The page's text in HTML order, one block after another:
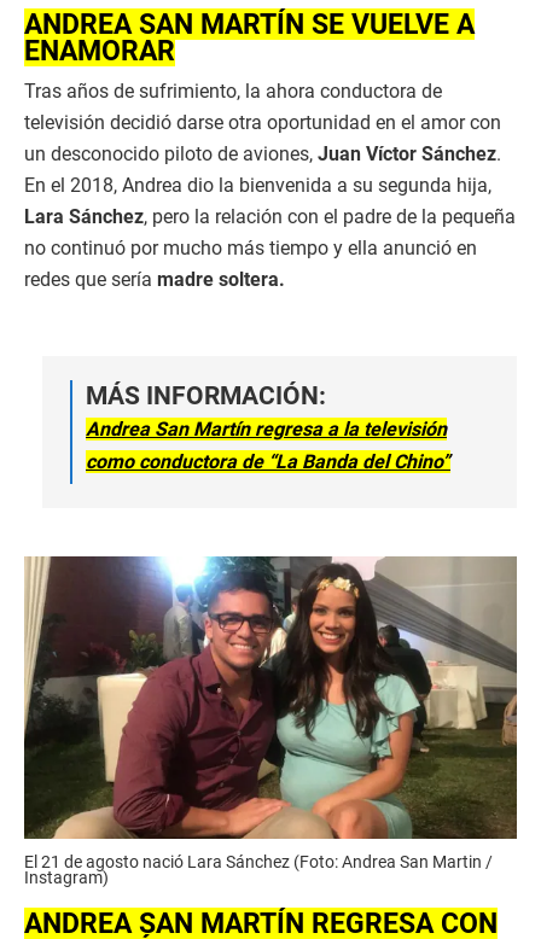
ANDREA SAN MARTÍN SE VUELVE A
ENAMORAR
Tras años de sufrimiento, la ahora conductora de
televisión decidió darse otra oportunidad en el amor con
un desconocido piloto de aviones, Juan Víctor Sánchez.
En el 2018, Andrea dio la bienvenida a su segunda hija,
Lara Sánchez, pero la relación con el padre de la pequeña
no continuó por mucho más tiempo y ella anunció en
redes que sería madre soltera.
MÁS INFORMACIÓN:
Andrea San Martín regresa a la televisión
como conductora de “La Banda del Chino”
El 21 de agosto nació Lara Sánchez (Foto: Andrea San Martin /
Instagram)
ANDREA SAN MARTÍN REGRESA CON